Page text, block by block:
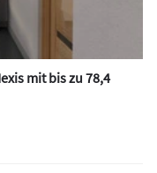
mit bis zu 78,4